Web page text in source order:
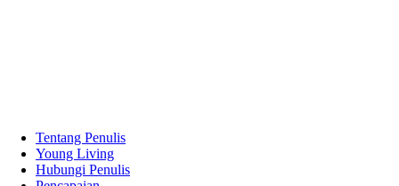
Tentang Penulis
Young Living
Hubungi Penulis